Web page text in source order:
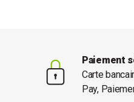
Paiement
Carte
Pay,